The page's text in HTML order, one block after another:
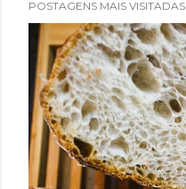
POSTAGENS MAIS VISITADAS